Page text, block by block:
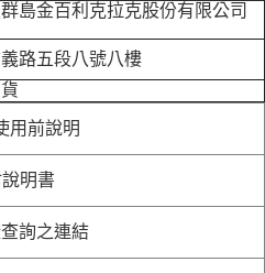
島金百利克拉克股份有限公司
路五段八號八樓
用前說明
明書
詢之連結